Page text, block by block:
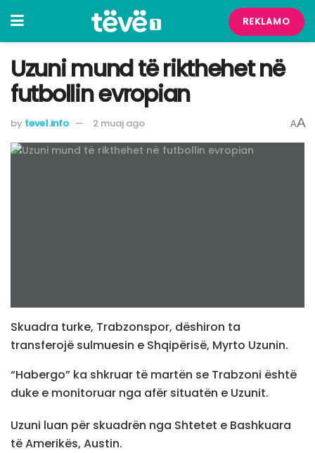
REKLAMO
Uzuni mund të rikthehet në
futbollin evropian
by teve1.info 2 muaj ago AA
Skuadra turke, Trabzonspor, dëshiron ta
transferojë sulmuesin e Shqipërisë, Myrto Uzunin.
“Habergo” ka shkruar të martën se Trabzoni është
duke e monitoruar nga afër situatën e Uzunit.
Uzuni luan për skuadrën nga Shtetet e Bashkuara
të Amerikës, Austin.